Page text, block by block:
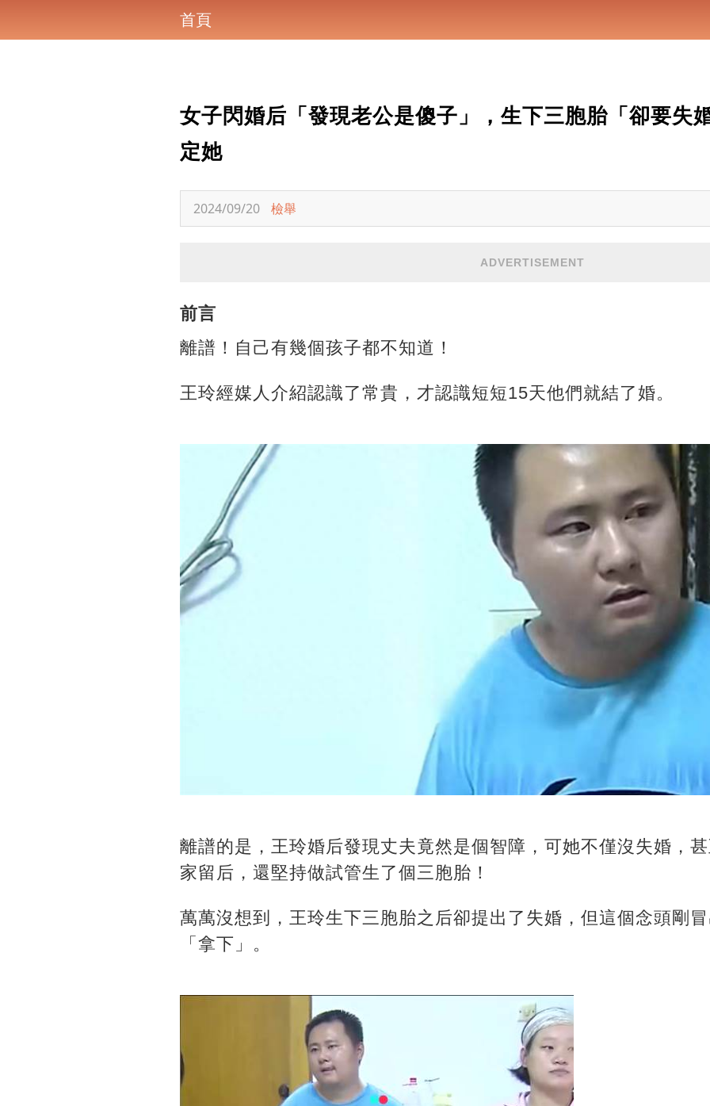
首頁
女子閃婚后「發現老公是傻子」，生下三胞胎「卻要失
定她
2024/09/20 檢舉
ADVERTISEMENT
前言
離譜！自己有幾個孩子都不知道！
王玲經媒人介紹認識了常貴，才認識短短15天他們就結了婚。
離譜的是，王玲婚后發現丈夫竟然是個智障，可她不僅沒失婚，
家留后，還堅持做試管生了個三胞胎！
萬萬沒想到，王玲生下三胞胎之后卻提出了失婚，但這個念頭剛
「拿下」。